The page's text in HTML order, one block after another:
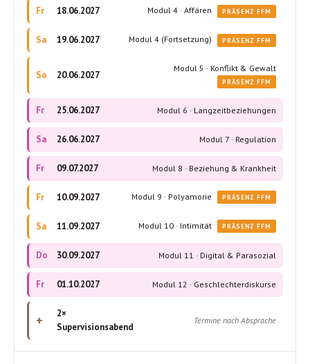
Fr 18.06.2027 Modul 4 · Affären PRÄSENZ FFM
Sa 19.06.2027 Modul 4 (Fortsetzung) PRÄSENZ FFM
So 20.06.2027
Modul 5 · Konflikt & Gewalt
PRÄSENZ FFM
Fr 25.06.2027 Modul 6 · Langzeitbeziehungen
Sa 26.06.2027 Modul 7 · Regulation
Fr 09.07.2027 Modul 8 · Beziehung & Krankheit
Fr 10.09.2027 Modul 9 · Polyamorie PRÄSENZ FFM
Sa 11.09.2027 Modul 10 · Intimität PRÄSENZ FFM
Do 30.09.2027 Modul 11 · Digital & Parasozial
Fr 01.10.2027 Modul 12 · Geschlechterdiskurse
+
2×
Supervisionsabend
Termine nach Absprache